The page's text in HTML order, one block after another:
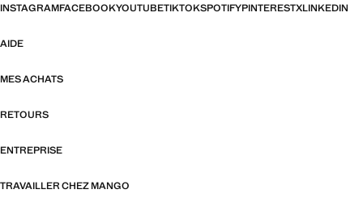
INSTAGRAMFACEBOOKYOUTUBETIKTOKSPOTIFYPINTERESTXLINKEDIN
AIDE
MES ACHATS
RETOURS
ENTREPRISE
TRAVAILLER CHEZ MANGO